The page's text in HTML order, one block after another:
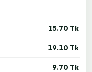
15.70 Tk
19.10 Tk
9.70 Tk